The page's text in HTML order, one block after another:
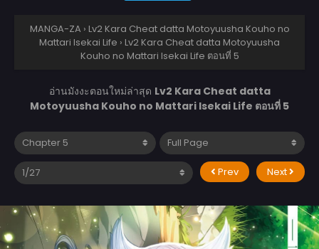
MANGA-ZA › Lv2 Kara Cheat datta Motoyuusha Kouho no
Mattari Isekai Life › Lv2 Kara Cheat datta Motoyuusha
Kouho no Mattari Isekai Life ตอนที่ 5
อ่านมังงะตอนใหม่ล่าสุด Lv2 Kara Cheat datta
Motoyuusha Kouho no Mattari Isekai Life ตอนที่ 5
Prev Next